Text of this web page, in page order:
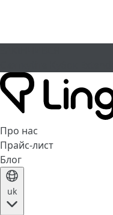
Про нас
Прайс-лист
Блог
uk